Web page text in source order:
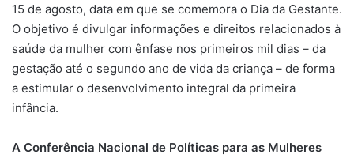
15 de agosto, data em que se comemora o Dia da Gestante.
O objetivo é divulgar informações e direitos relacionados à
saúde da mulher com ênfase nos primeiros mil dias – da
gestação até o segundo ano de vida da criança – de forma
a estimular o desenvolvimento integral da primeira
infância.
A Conferência Nacional de Políticas para as Mulheres